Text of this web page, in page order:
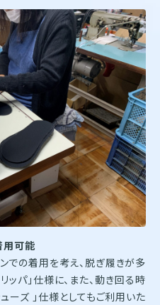
用可能
での着用を考え、脱ぎ履きが多
ッパ」仕様に、また、動き回る時
ーズ 」仕様としてもご利用いた